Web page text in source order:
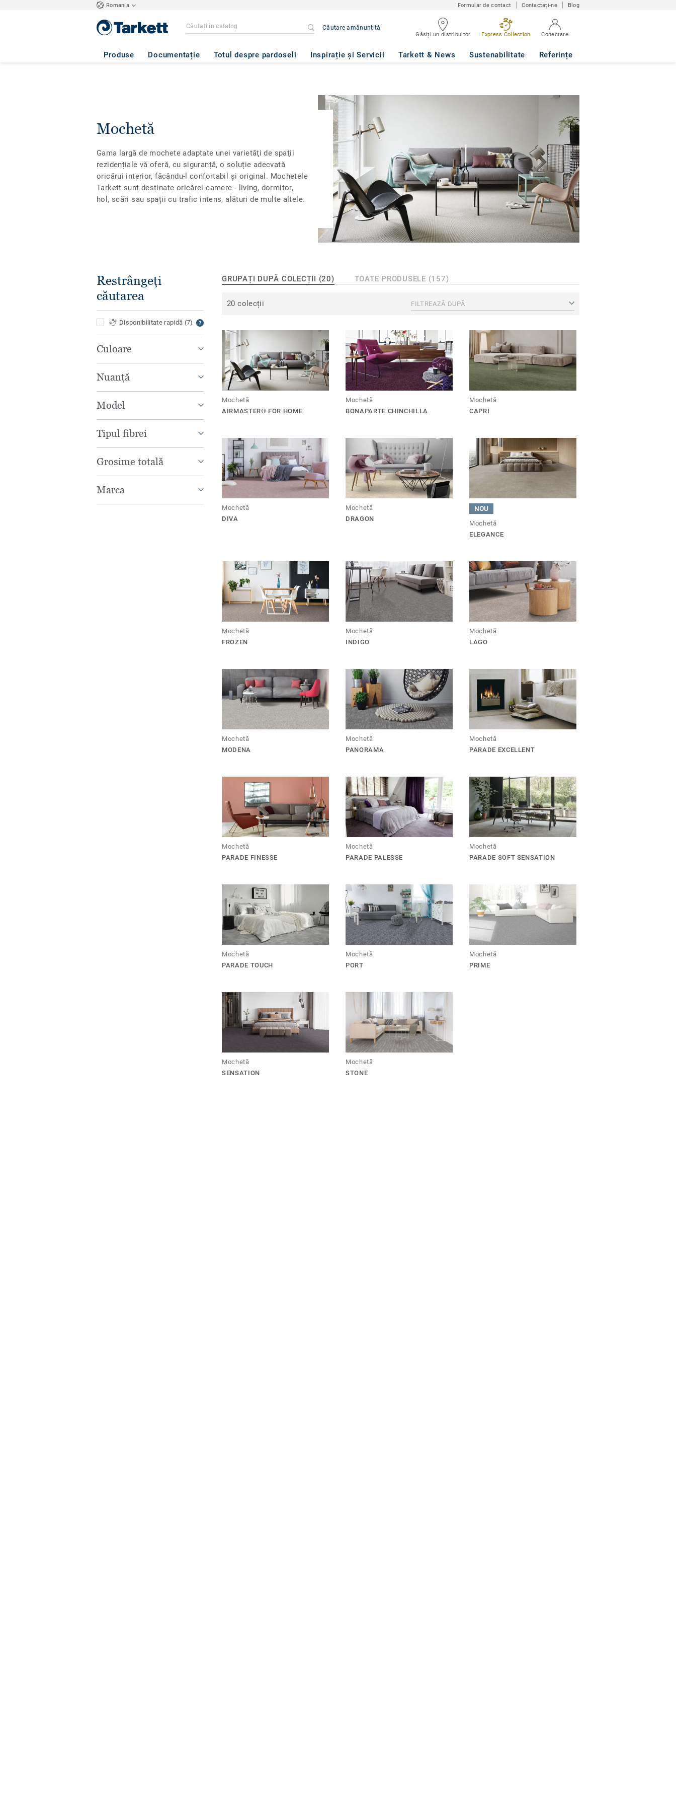
Romania Formular de contact Contactați-ne Blog
Căutare amănunțită
Găsiți un distribuitor Express Collection Conectare
Produse Documentație Totul despre pardoseli Inspirație și Servicii Tarkett & News Sustenabilitate Referințe
Mochetă
Gama largă de mochete adaptate unei varietăţi de spaţii
rezidențiale vă oferă, cu siguranță, o soluție adecvată
oricărui interior, făcându-l confortabil și original. Mochetele
Tarkett sunt destinate oricărei camere - living, dormitor,
hol, scări sau spații cu trafic intens, alături de multe altele.
Restrângeți
căutarea
Disponibilitate rapidă (7)
Culoare
Nuanță
Model
Tipul fibrei
Grosime totală
Marca
GRUPAȚI DUPĂ COLECȚII (20) TOATE PRODUSELE (157)
20 colecții FILTREAZĂ DUPĂ
Mochetă
AIRMASTER® FOR HOME
Mochetă
BONAPARTE CHINCHILLA
Mochetă
CAPRI
Mochetă
DIVA
Mochetă
DRAGON
NOU
Mochetă
ELEGANCE
Mochetă
FROZEN
Mochetă
INDIGO
Mochetă
LAGO
Mochetă
MODENA
Mochetă
PANORAMA
Mochetă
PARADE EXCELLENT
Mochetă
PARADE FINESSE
Mochetă
PARADE PALESSE
Mochetă
PARADE SOFT SENSATION
Mochetă
PARADE TOUCH
Mochetă
PORT
Mochetă
PRIME
Mochetă
SENSATION
Mochetă
STONE